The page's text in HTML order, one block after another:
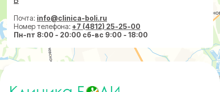
Заказать обратный звонок
г. Смоленск
Пн-пт 8:00 - 20:00 сб-вс 9:00 - 18:00